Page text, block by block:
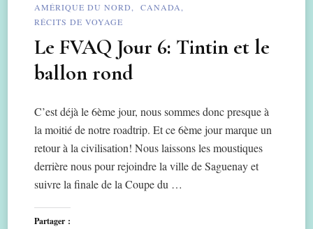
AMÉRIQUE DU NORD
CANADA
RÉCITS DE VOYAGE
Le FVAQ Jour 6: Tintin et le
ballon rond
C’est déjà le 6ème jour, nous sommes donc presque à
la moitié de notre roadtrip. Et ce 6ème jour marque un
retour à la civilisation! Nous laissons les moustiques
derrière nous pour rejoindre la ville de Saguenay et
suivre la finale de la Coupe du …
Partager :